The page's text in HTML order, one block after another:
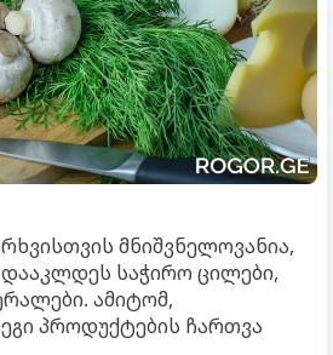
მნიშვნელოვანია,
საჭირო ცილები,
ამიტომ,
პროდუქტების ჩართვა